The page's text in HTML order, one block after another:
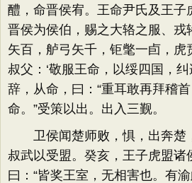
醴，命晋侯宥。王命尹氏及王子
晋侯为侯伯，赐之大辂之服、戎
矢百，舻弓矢千，钜氅一卣，虎
叔父：‘敬服王命，以绥四国，纠
辞，从命，曰：“重耳敢再拜稽
命。”受策以出。出入三觐。
卫侯闻楚师败，惧，出奔楚
叔武以受盟。癸亥，王子虎盟诸
曰：“皆奖王室，无相害也。有